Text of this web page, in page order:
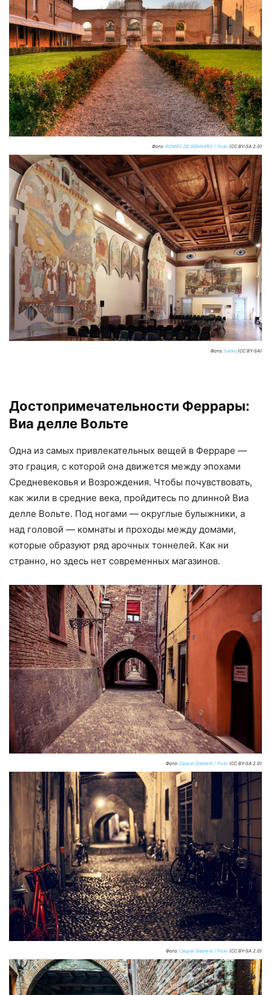
Фото: ROMEO DE GENNARO / flickr (CC BY-SA 2.0)
Фото: Sailko (CC BY-SA)
Достопримечательности Феррары:
Виа делле Вольте
Одна из самых привлекательных вещей в Ферраре —
это грация, с которой она движется между эпохами
Средневековья и Возрождения. Чтобы почувствовать,
как жили в средние века, пройдитесь по длинной Виа
делле Вольте. Под ногами — округлые булыжники, а
над головой — комнаты и проходы между домами,
которые образуют ряд арочных тоннелей. Как ни
странно, но здесь нет современных магазинов.
Фото: Caspar Diederik / flickr (CC BY-SA 2.0)
Фото: Caspar Diederik / flickr (CC BY-SA 2.0)